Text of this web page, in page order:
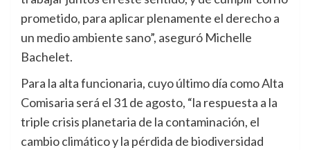
prometido, para aplicar plenamente el derecho a
un medio ambiente sano”, aseguró Michelle
Bachelet.
Para la alta funcionaria, cuyo último día como Alta
Comisaria será el 31 de agosto, “la respuesta a la
triple crisis planetaria de la contaminación, el
cambio climático y la pérdida de biodiversidad